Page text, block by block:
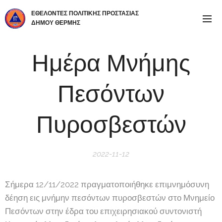
ΕΘΕΛΟΝΤΕΣ ΠΟΛΙΤΙΚΗΣ ΠΡΟΣΤΑΣΙΑΣ
ΔΗΜΟΥ ΘΕΡΜΗΣ
Ημέρα Μνήμης
Πεσόντων
Πυροσβεστών
2022-11-12
Σήμερα 12/11/2022 πραγματοποιήθηκε επιμνημόσυνη
δέηση εις μνήμην πεσόντων πυροσβεστών στο Μνημείο
Πεσόντων στην έδρα του επιχειρησιακού συντονιστή